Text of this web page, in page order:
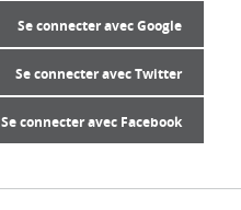
Se connecter avec Google
Se connecter avec Twitter
Se connecter avec Facebook